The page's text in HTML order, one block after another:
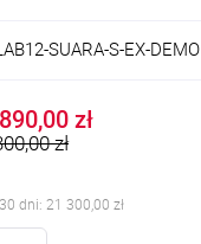
SUARA-S-EX-DEMO
zł
zł
dni: 21 300,00 zł